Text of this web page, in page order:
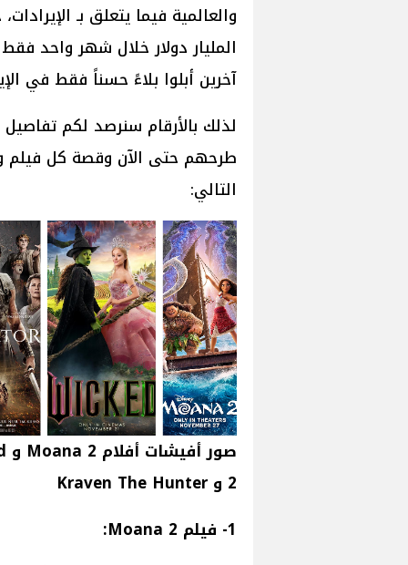
والعالمية فيما يتعلق بـ
المليار دولار خلال شهر واحد
آخرين أبلوا بلاءً حسناً فقط في
لذلك بالأرقام سنرصد لكم
طرحهم حتى الآن وقصة كل فيلم
التالي:
2 و Kraven The Hunter
1- فيلم Moana 2: